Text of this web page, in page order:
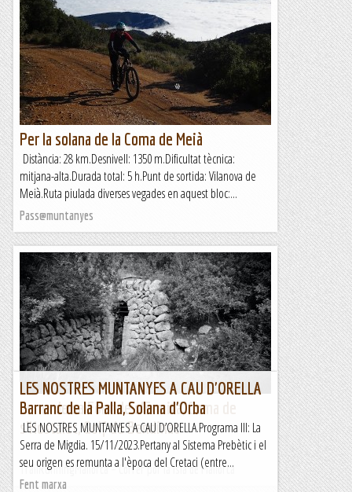
Per la solana de la Coma de Meià
Distància: 28 km.Desnivell: 1350 m.Dificultat tècnica:
mitjana-alta.Durada total: 5 h.Punt de sortida: Vilanova de
Meià.Ruta piulada diverses vegades en aquest bloc:...
Pass@muntanyes
Coma de sa Font de s’Ermita, Coma de
s’Hostalet, Golf de Bendinat
TrailRunningMallorca – Correr por la isla de Mallorca
LES NOSTRES MUNTANYES A CAU D'ORELLA
Barranc de la Palla, Solana d'Orba
LES NOSTRES MUNTANYES A CAU D’ORELLA.Programa III: La
Serra de Migdia. 15/11/2023.Pertany al Sistema Prebètic i el
seu origen es remunta a l'època del Cretaci (entre...
Fent marxa